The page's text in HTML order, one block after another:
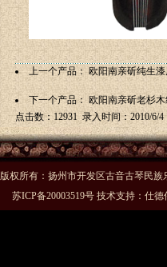
上一个产品：欧阳南亲斫纯生
下一个产品： 欧阳南亲斫老杉
点击数：12931 录入时间：2010/6/4
版权所有：扬州市开发区古音古琴民
苏ICP备20003519号 技术支持： 仕德